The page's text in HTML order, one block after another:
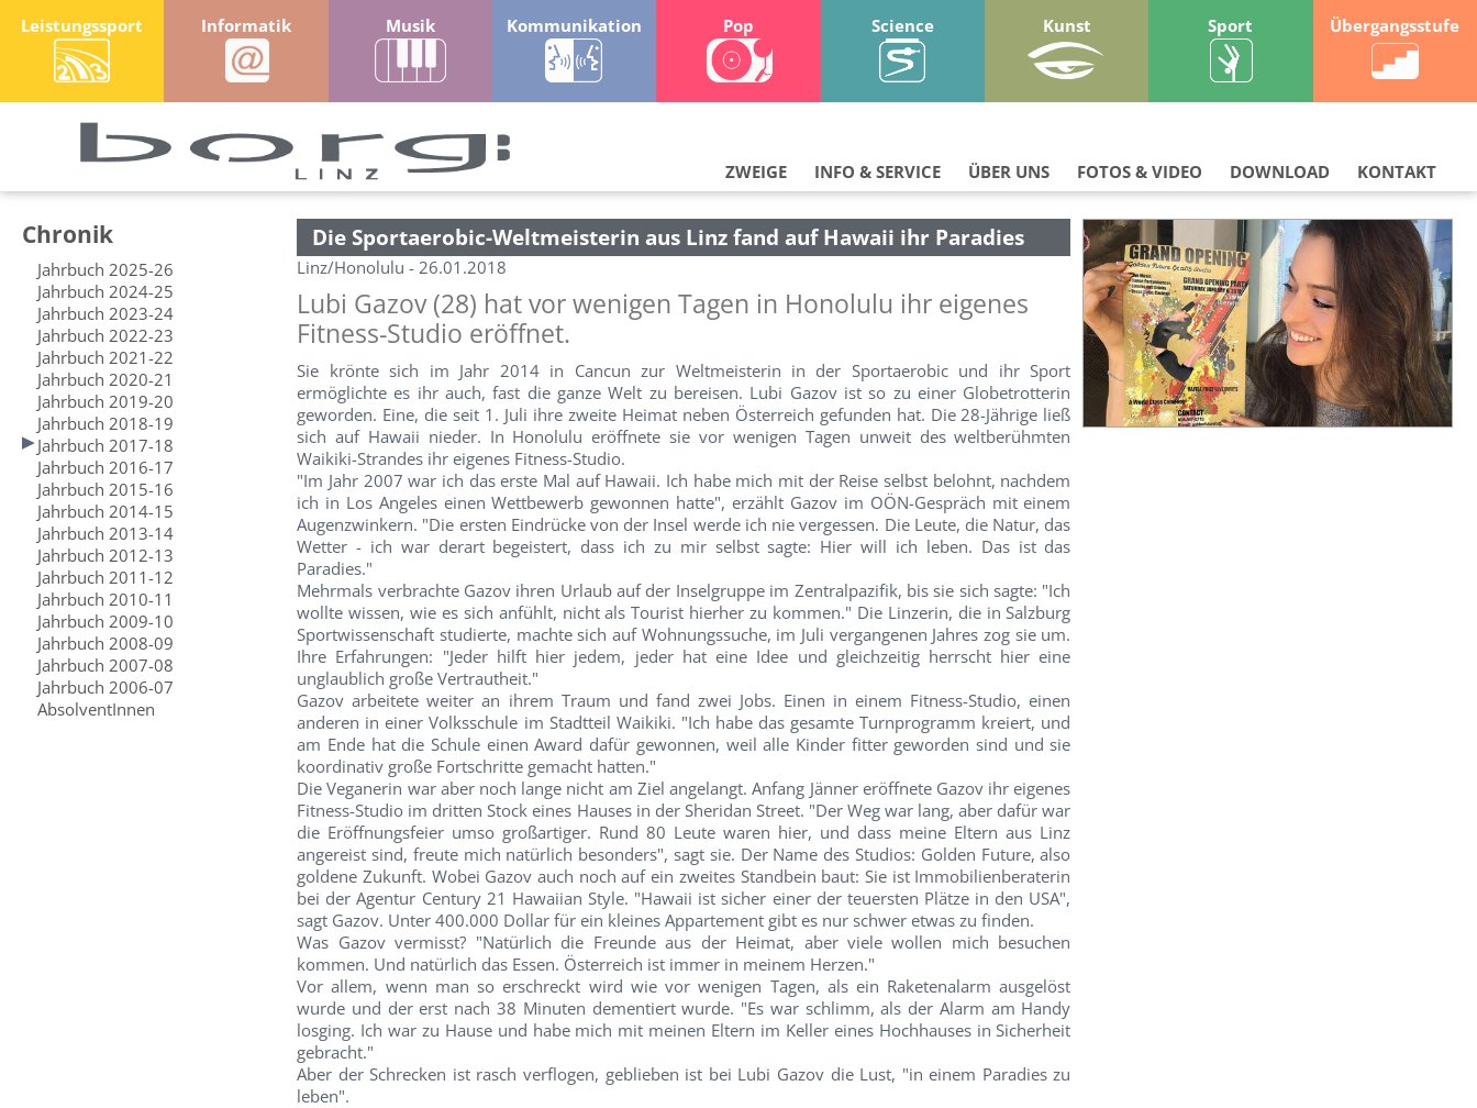
Leistungssport Informatik Musik Kommunikation Pop Science Kunst Sport Übergangsstufe
KONTAKT
DOWNLOAD
FOTOS & VIDEO
ÜBER UNS
INFO & SERVICE
ZWEIGE
Chronik
Jahrbuch 2025-26
Jahrbuch 2024-25
Jahrbuch 2023-24
Jahrbuch 2022-23
Jahrbuch 2021-22
Jahrbuch 2020-21
Jahrbuch 2019-20
Jahrbuch 2018-19
Jahrbuch 2017-18
Jahrbuch 2016-17
Jahrbuch 2015-16
Jahrbuch 2014-15
Jahrbuch 2013-14
Jahrbuch 2012-13
Jahrbuch 2011-12
Jahrbuch 2010-11
Jahrbuch 2009-10
Jahrbuch 2008-09
Jahrbuch 2007-08
Jahrbuch 2006-07
AbsolventInnen
Die Sportaerobic-Weltmeisterin aus Linz fand auf Hawaii ihr Paradies
Linz/Honolulu - 26.01.2018
Lubi Gazov (28) hat vor wenigen Tagen in Honolulu ihr eigenes
Fitness-Studio eröffnet.
Sie krönte sich im Jahr 2014 in Cancun zur Weltmeisterin in der Sportaerobic und ihr Sport
ermöglichte es ihr auch, fast die ganze Welt zu bereisen. Lubi Gazov ist so zu einer Globetrotterin
geworden. Eine, die seit 1. Juli ihre zweite Heimat neben Österreich gefunden hat. Die 28-Jährige ließ
sich auf Hawaii nieder. In Honolulu eröffnete sie vor wenigen Tagen unweit des weltberühmten
Waikiki-Strandes ihr eigenes Fitness-Studio.
"Im Jahr 2007 war ich das erste Mal auf Hawaii. Ich habe mich mit der Reise selbst belohnt, nachdem
ich in Los Angeles einen Wettbewerb gewonnen hatte", erzählt Gazov im OÖN-Gespräch mit einem
Augenzwinkern. "Die ersten Eindrücke von der Insel werde ich nie vergessen. Die Leute, die Natur, das
Wetter - ich war derart begeistert, dass ich zu mir selbst sagte: Hier will ich leben. Das ist das
Paradies."
Mehrmals verbrachte Gazov ihren Urlaub auf der Inselgruppe im Zentralpazifik, bis sie sich sagte: "Ich
wollte wissen, wie es sich anfühlt, nicht als Tourist hierher zu kommen." Die Linzerin, die in Salzburg
Sportwissenschaft studierte, machte sich auf Wohnungssuche, im Juli vergangenen Jahres zog sie um.
Ihre Erfahrungen: "Jeder hilft hier jedem, jeder hat eine Idee und gleichzeitig herrscht hier eine
unglaublich große Vertrautheit."
Gazov arbeitete weiter an ihrem Traum und fand zwei Jobs. Einen in einem Fitness-Studio, einen
anderen in einer Volksschule im Stadtteil Waikiki. "Ich habe das gesamte Turnprogramm kreiert, und
am Ende hat die Schule einen Award dafür gewonnen, weil alle Kinder fitter geworden sind und sie
koordinativ große Fortschritte gemacht hatten."
Die Veganerin war aber noch lange nicht am Ziel angelangt. Anfang Jänner eröffnete Gazov ihr eigenes
Fitness-Studio im dritten Stock eines Hauses in der Sheridan Street. "Der Weg war lang, aber dafür war
die Eröffnungsfeier umso großartiger. Rund 80 Leute waren hier, und dass meine Eltern aus Linz
angereist sind, freute mich natürlich besonders", sagt sie. Der Name des Studios: Golden Future, also
goldene Zukunft. Wobei Gazov auch noch auf ein zweites Standbein baut: Sie ist Immobilienberaterin
bei der Agentur Century 21 Hawaiian Style. "Hawaii ist sicher einer der teuersten Plätze in den USA",
sagt Gazov. Unter 400.000 Dollar für ein kleines Appartement gibt es nur schwer etwas zu finden.
Was Gazov vermisst? "Natürlich die Freunde aus der Heimat, aber viele wollen mich besuchen
kommen. Und natürlich das Essen. Österreich ist immer in meinem Herzen."
Vor allem, wenn man so erschreckt wird wie vor wenigen Tagen, als ein Raketenalarm ausgelöst
wurde und der erst nach 38 Minuten dementiert wurde. "Es war schlimm, als der Alarm am Handy
losging. Ich war zu Hause und habe mich mit meinen Eltern im Keller eines Hochhauses in Sicherheit
gebracht."
Aber der Schrecken ist rasch verflogen, geblieben ist bei Lubi Gazov die Lust, "in einem Paradies zu
leben".